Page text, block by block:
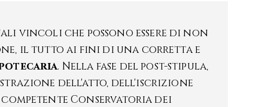
vincoli che possono essere di non
il tutto ai fini di una corretta e
. Nella fase del post-stipula,
dell'atto, dell'iscrizione
Conservatoria dei